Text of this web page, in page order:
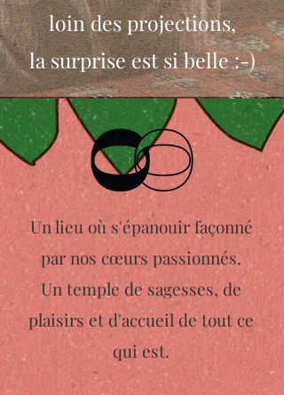
loin des projections,
la surprise est si belle :-)
Un lieu où s'épanouirfaçonné
par nos cœurs passionnés.
Un temple de sagesses, de
plaisirs etd'accueil de tout ce
qui est.